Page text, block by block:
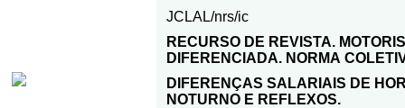
JCLAL/nrs/ic
RECURSO DE REVISTA.
DIFERENCIADA. NORMA
DIFERENÇAS SALARIAIS DE
NOTURNO E REFLEXOS.